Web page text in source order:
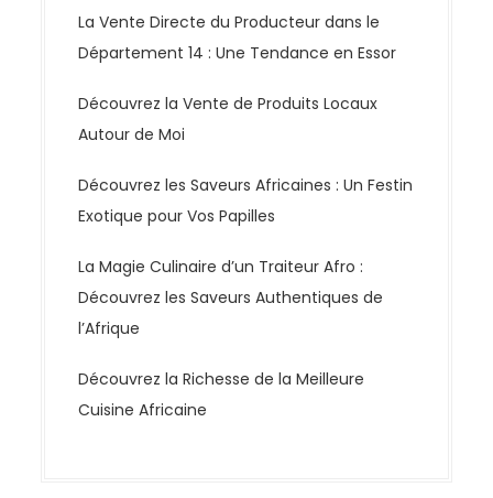
La Vente Directe du Producteur dans le
Département 14 : Une Tendance en Essor
Découvrez la Vente de Produits Locaux
Autour de Moi
Découvrez les Saveurs Africaines : Un Festin
Exotique pour Vos Papilles
La Magie Culinaire d’un Traiteur Afro :
Découvrez les Saveurs Authentiques de
l’Afrique
Découvrez la Richesse de la Meilleure
Cuisine Africaine